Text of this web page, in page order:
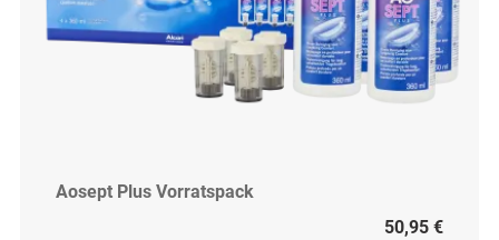
Aosept Plus Vorratspack
50,95 €